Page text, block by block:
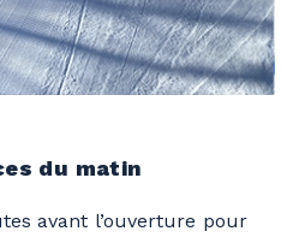
du matin
avant l’ouverture pour